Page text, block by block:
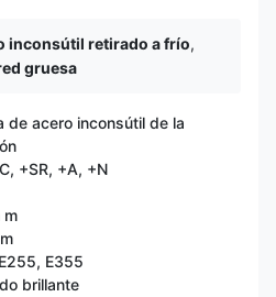
inconsútil retirado a frío,
gruesa
de acero inconsútil de la
+SR, +A, +N
m
E355
brillante